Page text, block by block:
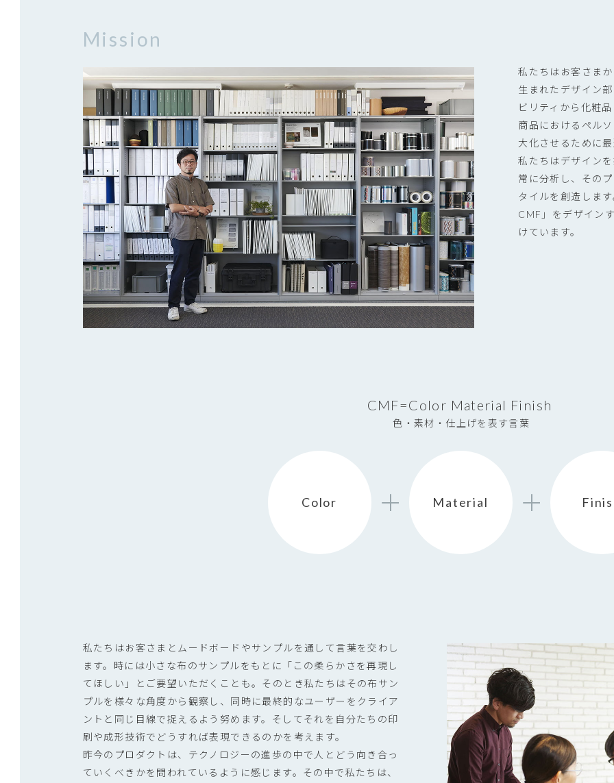
Mission
私たちはお客さま
生まれたデザイン
ビリティから化粧
商品におけるペル
大化させるために
私たちはデザイン
常に分析し、その
タイルを創造しま
CMF」をデザイン
けています。
CMF=Color Material Finish
色・素材・仕上げを表す言葉
Color Material
私たちはお客さまとムードボードやサンプルを通して言葉を交わし
ます。時には小さな布のサンプルをもとに「この柔らかさを再現し
てほしい」とご要望いただくことも。そのとき私たちはその布サン
プルを様々な角度から観察し、同時に最終的なユーザーをクライア
ントと同じ目線で捉えるよう努めます。そしてそれを自分たちの印
刷や成形技術でどうすれば表現できるのかを考えます。
昨今のプロダクトは、テクノロジーの進歩の中で人とどう向き合っ
ていくべきかを問われているように感じます。その中で私たちは、